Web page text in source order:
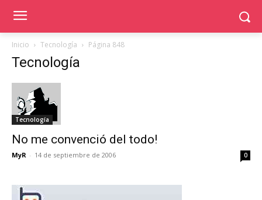
Inicio Tecnología Página 848
Tecnología
Tecnología
No me convenció del todo!
MyR - 14 de septiembre de 2006 0